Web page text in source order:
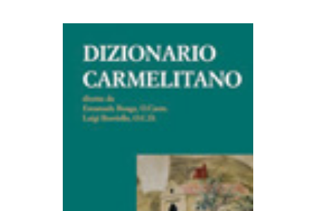
AGGIUNGI AL CARRELLO